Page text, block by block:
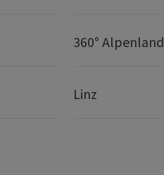
360° Alpenland
Linz